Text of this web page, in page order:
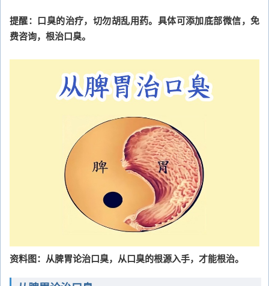
提醒：口臭的治疗，切勿胡乱用药。具体可添加底部微信，免
费咨询，根治口臭。
资料图：从脾胃论治口臭，从口臭的根源入手，才能根治。